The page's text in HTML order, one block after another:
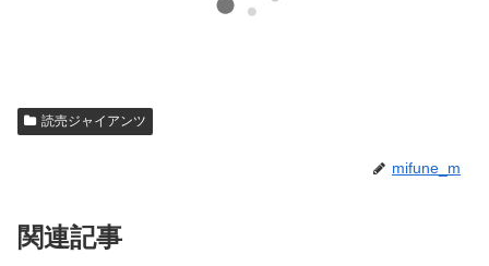
読売ジャイアンツ
mifune_m
関連記事